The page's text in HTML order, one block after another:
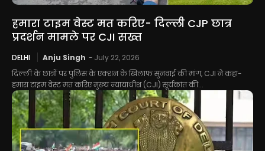
हमारा टाइम वेस्ट मत करिए- दिल्ली CJP छात्र
प्रदर्शन मामले पर CJI सख्त
DELHI Anju Singh - July 22, 2026
दिल्ली के छात्रों पर पुलिस के एक्शन के खिलाफ सुनवाई की मांग, CJI ने कहा-
हमारा टाइम वेस्ट मत करिए मुख्य न्यायाधीश (CJI) सूर्यकांत की...